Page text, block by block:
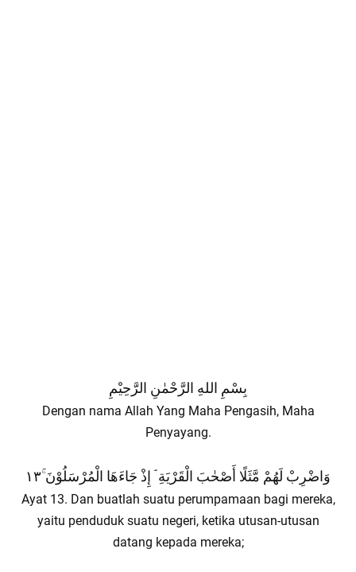
بِسْمِ اللهِ الرَّحْمٰنِ الرَّحِيْمِ
Dengan nama Allah Yang Maha Pengasih, Maha
Penyayang.
وَاضْرِبْ لَهُمْ مَّثَلًا أَصْحٰبَ الْقَرْيَةِ ۘ إِذْ جَاءَهَا الْمُرْسَلُوْنَ ۚ١٣
Ayat 13. Dan buatlah suatu perumpamaan bagi mereka,
yaitu penduduk suatu negeri, ketika utusan-utusan
datang kepada mereka;